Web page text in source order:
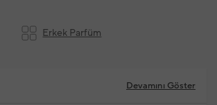
Erkek Parfüm
Devamını Göster